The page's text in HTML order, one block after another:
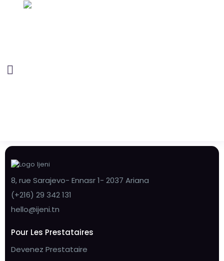
8, rue Sarajevo- Ennasr 1- 2037 Ariana
(+216) 29 342 131
hello@ijeni.tn
Pour Les Prestataires
Devenez Prestataire